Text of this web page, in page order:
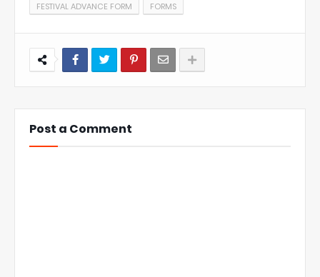
FESTIVAL ADVANCE FORM
FORMS
Post a Comment